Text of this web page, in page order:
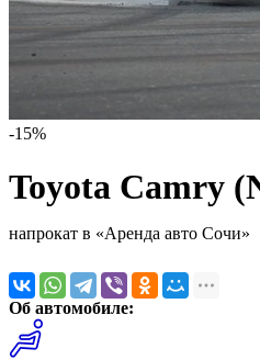
-15%
Toyota Camry
напрокат в «Аренда авто Сочи»
Об автомобиле: